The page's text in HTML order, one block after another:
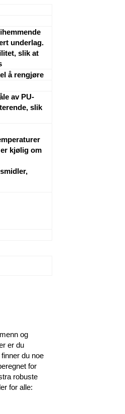
underlag.
slik at
å rengjøre
av PU-
slik
kjølig om
og
er du
du noe
for
robuste
for alle: